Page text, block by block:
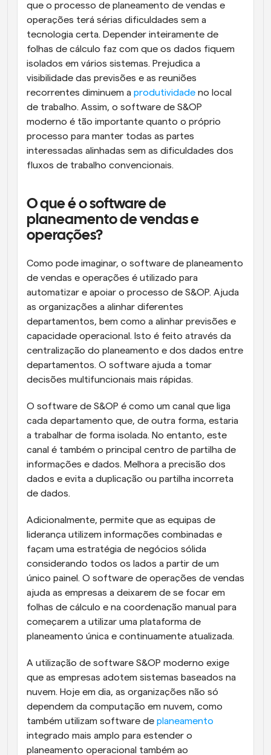
que o processo de planeamento de vendas e
operações terá sérias dificuldades sem a
tecnologia certa. Depender inteiramente de
folhas de cálculo faz com que os dados fiquem
isolados em vários sistemas. Prejudica a
visibilidade das previsões e as reuniões
recorrentes diminuem a produtividade no local
de trabalho. Assim, o software de S&OP
moderno é tão importante quanto o próprio
processo para manter todas as partes
interessadas alinhadas sem as dificuldades dos
fluxos de trabalho convencionais.
O que é o software de
planeamento de vendas e
operações?
Como pode imaginar, o software de planeamento
de vendas e operações é utilizado para
automatizar e apoiar o processo de S&OP. Ajuda
as organizações a alinhar diferentes
departamentos, bem como a alinhar previsões e
capacidade operacional. Isto é feito através da
centralização do planeamento e dos dados entre
departamentos. O software ajuda a tomar
decisões multifuncionais mais rápidas.
O software de S&OP é como um canal que liga
cada departamento que, de outra forma, estaria
a trabalhar de forma isolada. No entanto, este
canal é também o principal centro de partilha de
informações e dados. Melhora a precisão dos
dados e evita a duplicação ou partilha incorreta
de dados.
Adicionalmente, permite que as equipas de
liderança utilizem informações combinadas e
façam uma estratégia de negócios sólida
considerando todos os lados a partir de um
único painel. O software de operações de vendas
ajuda as empresas a deixarem de se focar em
folhas de cálculo e na coordenação manual para
começarem a utilizar uma plataforma de
planeamento única e continuamente atualizada.
A utilização de software S&OP moderno exige
que as empresas adotem sistemas baseados na
nuvem. Hoje em dia, as organizações não só
dependem da computação em nuvem, como
também utilizam software de planeamento
integrado mais amplo para estender o
planeamento operacional também ao